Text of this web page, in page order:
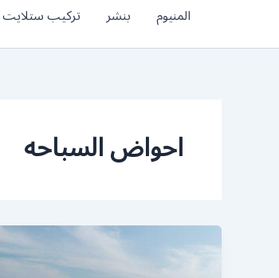
المنيوم بنشر تركيب ستلايت
احواض السباحه